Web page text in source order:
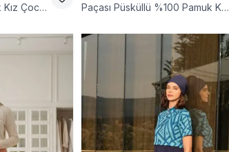
Çocuk
Paçası Püsküllü %100 Pamuk Kız